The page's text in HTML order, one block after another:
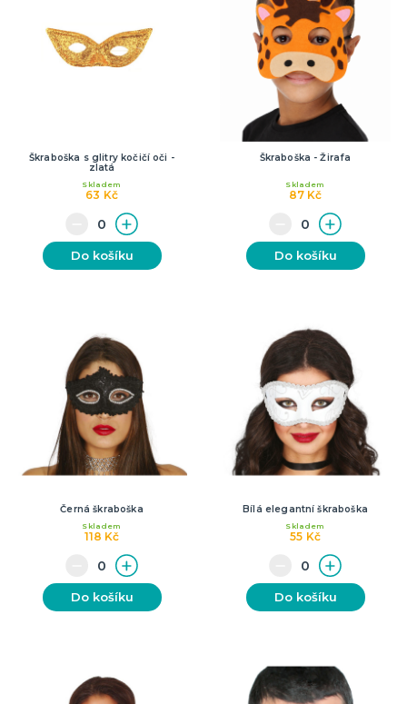
Škraboška s glitry kočičí oči -
zlatá
63 Kč
Skladem
Do košíku
Škraboška - Žirafa
87 Kč
Skladem
Do košíku
Černá škraboška
118 Kč
Skladem
Do košíku
Bílá elegantní škraboška
55 Kč
Skladem
Do košíku